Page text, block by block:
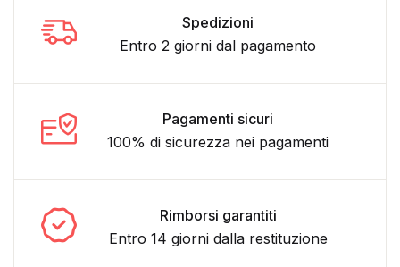
Spedizioni
Entro 2 giorni dal pagamento
Pagamenti sicuri
100% di sicurezza nei pagamenti
Rimborsi garantiti
Entro 14 giorni dalla restituzione